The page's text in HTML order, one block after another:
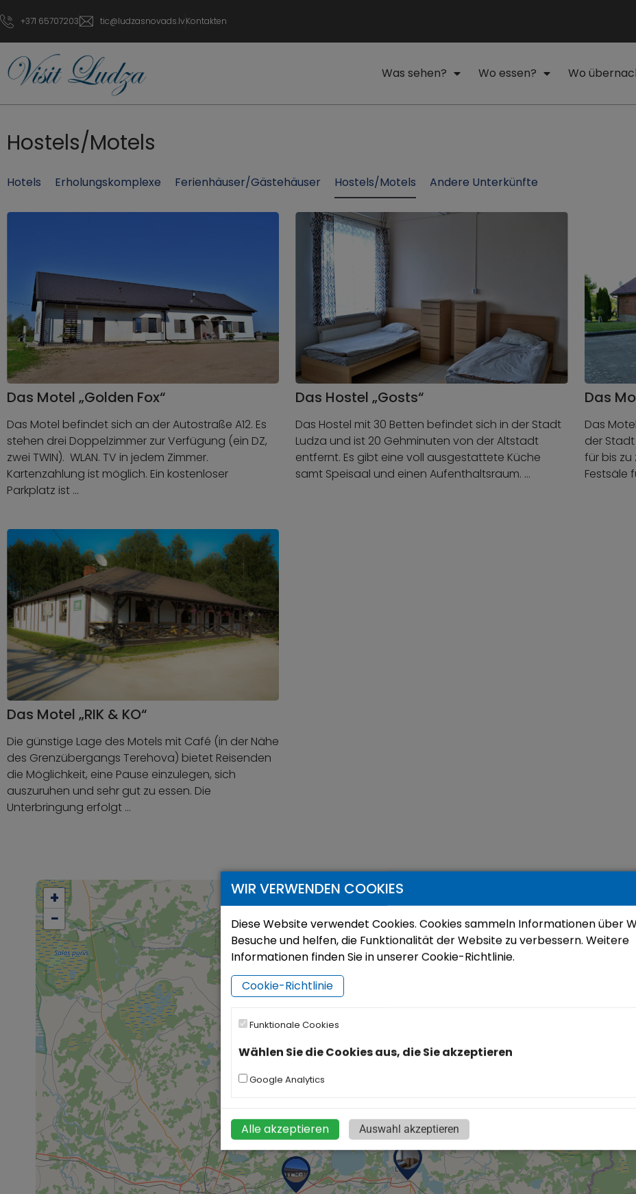
+371 65707203 tic@ludzasnovads.lvKontakten
Was sehen? Wo essen? Wo
Hostels/Motels
Hotels Erholungskomplexe Ferienhäuser/Gästehäuser Hostels/Motels Andere Unterkünfte
Das Motel „Golden Fox“
Das Motel befindet sich an der Autostraße A12. Es
stehen drei Doppelzimmer zur Verfügung (ein DZ,
zwei TWIN). WLAN. TV in jedem Zimmer.
Kartenzahlung ist möglich. Ein kostenloser
Parkplatz ist …
Das Hostel „Gosts“
Das Hostel mit 30 Betten befindet sich in der Stadt
Ludza und ist 20 Gehminuten von der Altstadt
entfernt. Es gibt eine voll ausgestattete Küche
samt Speisaal und einen Aufenthaltsraum. …
Das
Das
der
für bis zu
Festsäle
Das Motel „RIK & KO“
Die günstige Lage des Motels mit Café (in der Nähe
des Grenzübergangs Terehova) bietet Reisenden
die Möglichkeit, eine Pause einzulegen, sich
auszuruhen und sehr gut zu essen. Die
Unterbringung erfolgt …
+
−
WIR VERWENDEN COOKIES
Diese Website verwendet Cookies. Cookies sammeln Informationen über
Besuche und helfen, die Funktionalität der Website zu verbessern. Weitere
Informationen finden Sie in unserer Cookie-Richtlinie.
Cookie-Richtlinie
Funktionale Cookies
Wählen Sie die Cookies aus, die Sie akzeptieren
Google Analytics
Alle akzeptieren Auswahl akzeptieren